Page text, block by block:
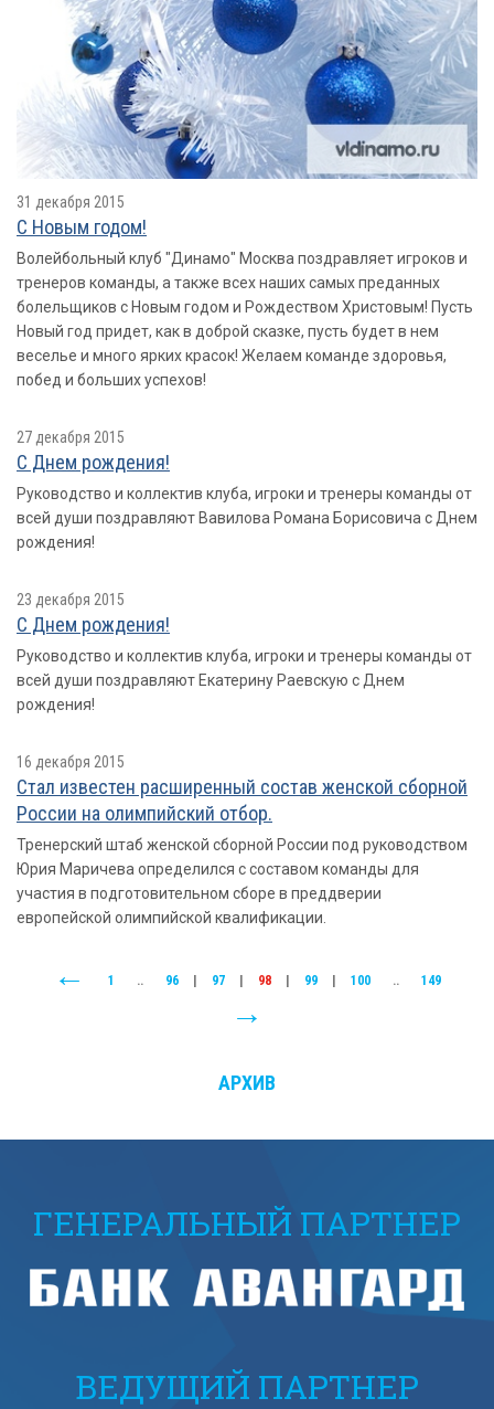
31 декабря 2015
С Новым годом!
Волейбольный клуб "Динамо" Москва поздравляет игроков и
тренеров команды, а также всех наших самых преданных
болельщиков с Новым годом и Рождеством Христовым! Пусть
Новый год придет, как в доброй сказке, пусть будет в нем
веселье и много ярких красок! Желаем команде здоровья,
побед и больших успехов!
27 декабря 2015
С Днем рождения!
Руководство и коллектив клуба, игроки и тренеры команды от
всей души поздравляют Вавилова Романа Борисовича с Днем
рождения!
23 декабря 2015
С Днем рождения!
Руководство и коллектив клуба, игроки и тренеры команды от
всей души поздравляют Екатерину Раевскую с Днем
рождения!
16 декабря 2015
Стал известен расширенный состав женской сборной
России на олимпийский отбор.
Тренерский штаб женской сборной России под руководством
Юрия Маричева определился с составом команды для
участия в подготовительном сборе в преддверии
европейской олимпийской квалификации.
1 .. 96 97 98 99 100 .. 149
АРХИВ
ГЕНЕРАЛЬНЫЙ ПАРТНЕР
ВЕДУЩИЙ ПАРТНЕР